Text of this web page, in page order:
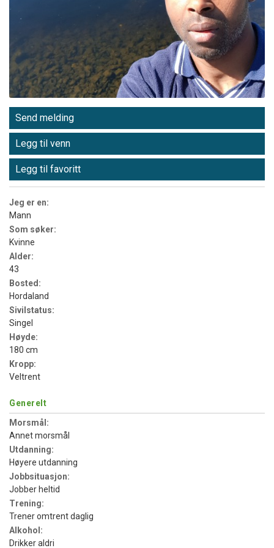
Send melding
Legg til venn
Legg til favoritt
Jeg er en:
Mann
Som søker:
Kvinne
Alder:
43
Bosted:
Hordaland
Sivilstatus:
Singel
Høyde:
180 cm
Kropp:
Veltrent
Generelt
Morsmål:
Annet morsmål
Utdanning:
Høyere utdanning
Jobbsituasjon:
Jobber heltid
Trening:
Trener omtrent daglig
Alkohol:
Drikker aldri